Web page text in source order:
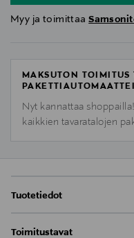
Myy ja toimittaa
MAKSUTON TOIMITUS
Nyt kannattaa
kaikkien tavaratalojen
Tuotetiedot
laadukkaasta ja
Toimitustavat